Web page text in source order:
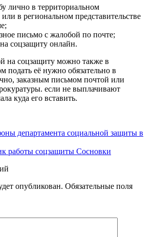
лично в территориальном
в региональном представительстве
письмо с жалобой по почте;
соцзащиту онлайн.
на соцзащиту можно также в
подать её нужно обязательно в
заказным письмом почтой или
если не выплачивают
куда его вставить.
департамента социальной защиты в
работы соцзащиты Сосновки
опубликован. Обязательные поля